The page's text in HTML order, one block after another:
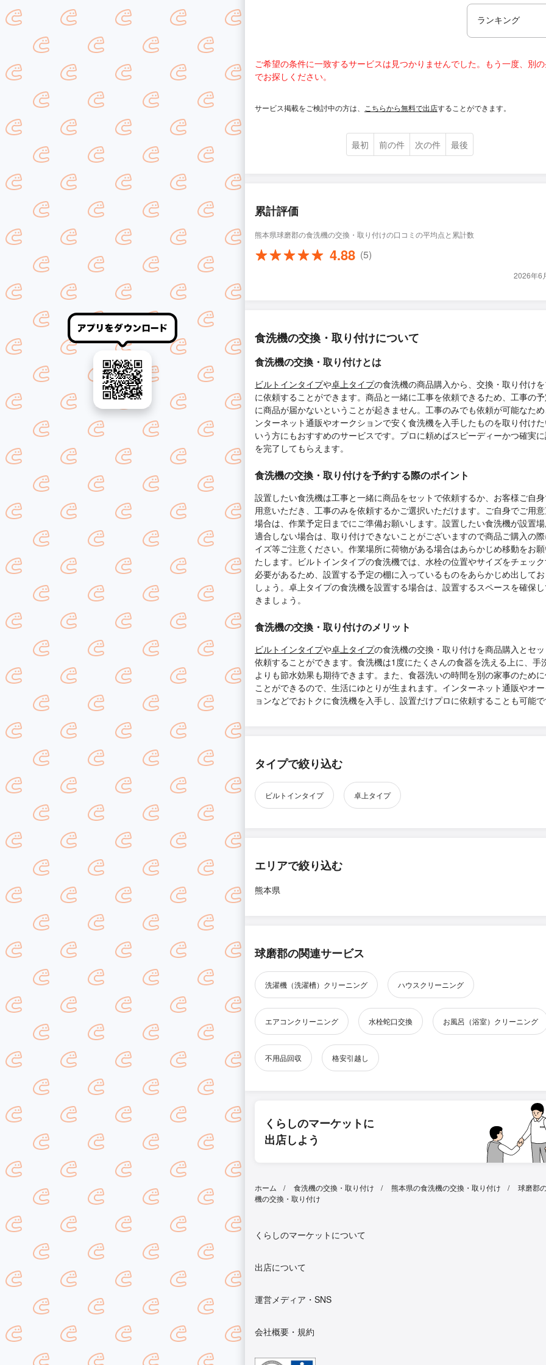
ご希望の条件に一致するサービスは見つかりませんでした。もう一度、別
でお探しください。
サービス掲載をご検討中の方は、 こちらから無料で出店することができます。
最初 前の件 次の件 最後
累計評価
熊本県球磨郡の食洗機の交換・取り付けの口コミの平均点と累計数
4.88 (5)
2026年6
食洗機の交換・取り付けについて
食洗機の交換・取り付けとは
ビルトインタイプや卓上タイプの食洗機の商品購入から、交換・取り付け
に依頼することができます。商品と一緒に工事を依頼できるため、工事の
に商品が届かないということが起きません。工事のみでも依頼が可能なた
ンターネット通販やオークションで安く食洗機を入手したものを取り付け
いう方にもおすすめのサービスです。プロに頼めばスピーディーかつ確実
を完了してもらえます。
食洗機の交換・取り付けを予約する際のポイント
設置したい食洗機は工事と一緒に商品をセットで依頼するか、お客様ご自
用意いただき、工事のみを依頼するかご選択いただけます。ご自身でご用
場合は、作業予定日までにご準備お願いします。設置したい食洗機が設置
適合しない場合は、取り付けできないことがございますので商品ご購入の
イズ等ご注意ください。作業場所に荷物がある場合はあらかじめ移動をお
たします。ビルトインタイプの食洗機では、水栓の位置やサイズをチェッ
必要があるため、設置する予定の棚に入っているものをあらかじめ出して
しょう。卓上タイプの食洗機を設置する場合は、設置するスペースを確保
きましょう。
食洗機の交換・取り付けのメリット
ビルトインタイプや卓上タイプの食洗機の交換・取り付けを商品購入とセ
依頼することができます。食洗機は1度にたくさんの食器を洗える上に、手
よりも節水効果も期待できます。また、食器洗いの時間を別の家事のため
ことができるので、生活にゆとりが生まれます。インターネット通販やオ
ョンなどでおトクに食洗機を入手し、設置だけプロに依頼することも可能
タイプで絞り込む
ビルトインタイプ 卓上タイプ
エリアで絞り込む
熊本県
球磨郡の関連サービス
洗濯機（洗濯槽）クリーニング ハウスクリーニング
エアコンクリーニング 水栓蛇口交換 お風呂（浴室）クリーニング
不用品回収 格安引越し
くらしのマーケットに
出店しよう
ホーム 食洗機の交換・取り付け 熊本県の食洗機の交換・取り付け
球磨郡
機の交換・取り付け
くらしのマーケットについて
出店について
運営メディア・SNS
会社概要・規約